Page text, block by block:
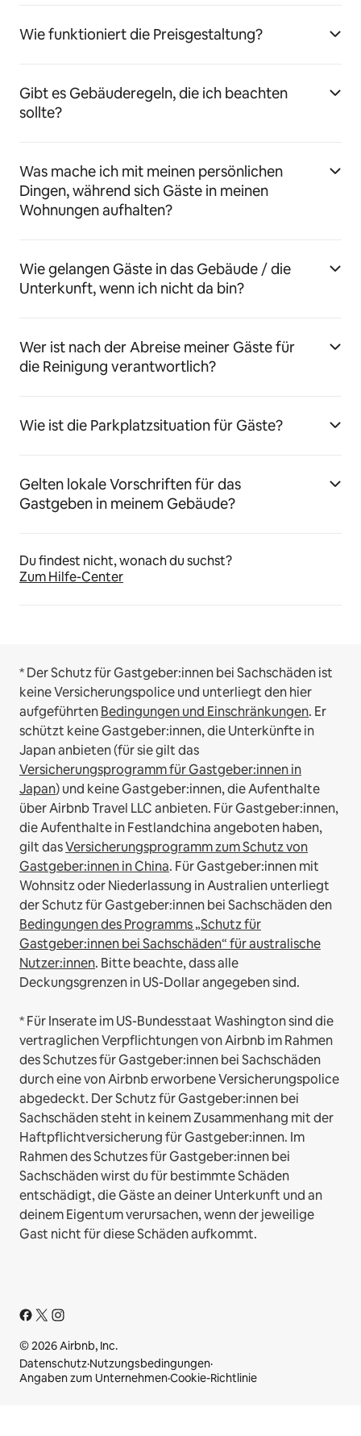
Wie funktioniert die Preisgestaltung?
Gibt es Gebäuderegeln, die ich beachten
sollte?
Was mache ich mit meinen persönlichen
Dingen, während sich Gäste in meinen
Wohnungen aufhalten?
Wie gelangen Gäste in das Gebäude / die
Unterkunft, wenn ich nicht da bin?
Wer ist nach der Abreise meiner Gäste für
die Reinigung verantwortlich?
Wie ist die Parkplatzsituation für Gäste?
Gelten lokale Vorschriften für das
Gastgeben in meinem Gebäude?
Du findest nicht, wonach du suchst?
Zum Hilfe-Center
* Der Schutz für Gastgeber:innen bei Sachschäden ist
keine Versicherungspolice und unterliegt den hier
aufgeführtenBedingungen und Einschränkungen. Er
schützt keine Gastgeber:innen, die Unterkünfte in
Japan anbieten (für sie gilt das
Versicherungsprogramm für Gastgeber:innen in
Japan) und keine Gastgeber:innen, die Aufenthalte
über Airbnb Travel LLC anbieten. Für Gastgeber:innen,
die Aufenthalte in Festlandchina angeboten haben,
gilt dasVersicherungsprogramm zum Schutz von
Gastgeber:innen in China. Für Gastgeber:innen mit
Wohnsitz oder Niederlassung in Australien unterliegt
der Schutz für Gastgeber:innen bei Sachschäden den
Bedingungen des Programms „Schutz für
Gastgeber:innen bei Sachschäden“ für australische
Nutzer:innen. Bitte beachte, dass alle
Deckungsgrenzen in US-Dollar angegeben sind.
* Für Inserate im US-Bundesstaat Washington sind die
vertraglichen Verpflichtungen von Airbnb im Rahmen
des Schutzes für Gastgeber:innen bei Sachschäden
durch eine von Airbnb erworbene Versicherungspolice
abgedeckt. Der Schutz für Gastgeber:innen bei
Sachschäden steht in keinem Zusammenhang mit der
Haftpflichtversicherung für Gastgeber:innen. Im
Rahmen des Schutzes für Gastgeber:innen bei
Sachschäden wirst du für bestimmte Schäden
entschädigt, die Gäste an deiner Unterkunft und an
deinem Eigentum verursachen, wenn der jeweilige
Gast nicht für diese Schäden aufkommt.
© 2026 Airbnb, Inc.
Datenschutz·Nutzungsbedingungen·
Angaben zum Unternehmen·Cookie-Richtlinie